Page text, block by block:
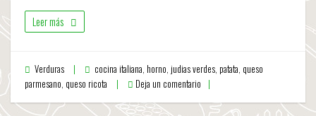
Leer más
Verduras cocina italiana, horno, judias verdes, patata, queso
parmesano, queso ricota Deja un comentario